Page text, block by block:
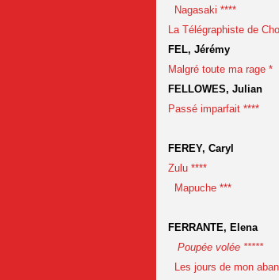
Nagasaki ****
La Télégraphiste de
FEL, Jérémy
Malgré toute ma rage *
FELLOWES, Julian
Passé imparfait ****
FEREY, Caryl
Zulu ****
Mapuche ***
FERRANTE, Elena
Poupée volée *****
Les jours de mon